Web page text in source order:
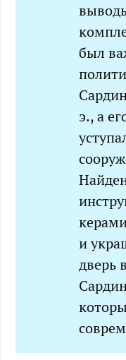
был
э., а
и
дверь